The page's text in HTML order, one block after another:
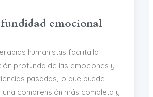
emocional
humanistas facilita la
profunda de las emociones y
pasadas, lo que puede
comprensión más completa y